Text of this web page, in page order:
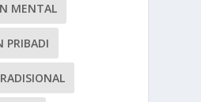
MENTAL
PRIBADI